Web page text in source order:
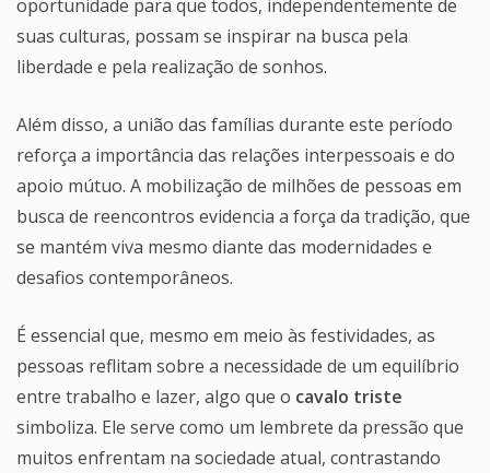
oportunidade para que todos, independentemente de
suas culturas, possam se inspirar na busca pela
liberdade e pela realização de sonhos.
Além disso, a união das famílias durante este período
reforça a importância das relações interpessoais e do
apoio mútuo. A mobilização de milhões de pessoas em
busca de reencontros evidencia a força da tradição, que
se mantém viva mesmo diante das modernidades e
desafios contemporâneos.
É essencial que, mesmo em meio às festividades, as
pessoas reflitam sobre a necessidade de um equilíbrio
entre trabalho e lazer, algo que o cavalo triste
simboliza. Ele serve como um lembrete da pressão que
muitos enfrentam na sociedade atual, contrastando